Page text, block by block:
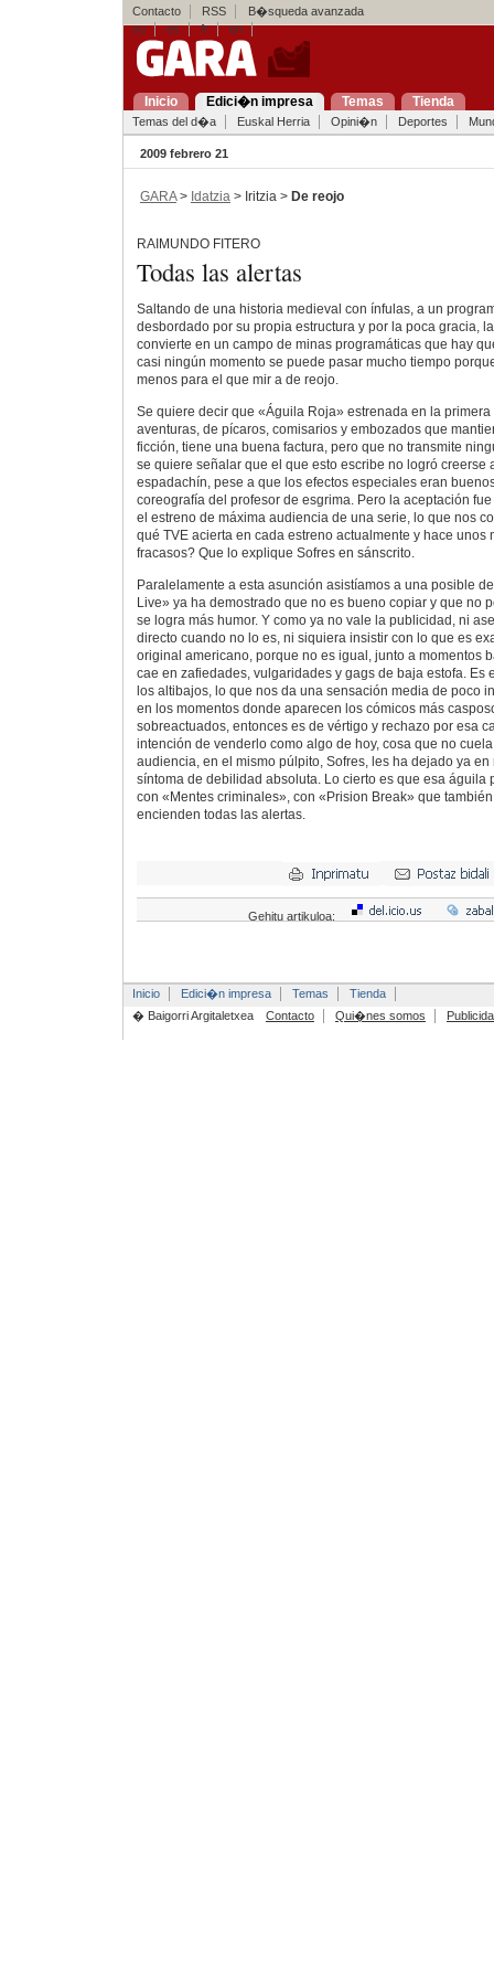
Contacto RSS
B�squeda avanzada
eu
es fr en
Inicio Edici�n impresa Temas Tienda
Temas del d�a Euskal Herria Opini�n Deportes
2009 febrero 21
GARA> Idatzia > Iritzia > De reojo
RAIMUNDO FITERO
Todas las alertas
Saltando de una historia medieval con ínfulas, a un
desbordado por su propia estructura y por la poca gracia,
convierte en un campo de minas programáticas que hay
casi ningún momento se puede pasar mucho tiempo
menos para el que mir a de reojo.
Se quiere decir que «Águila Roja» estrenada en la
aventuras, de pícaros, comisarios y embozados que
ficción, tiene una buena factura, pero que no transmite
se quiere señalar que el que esto escribe no logró creerse
espadachín, pese a que los efectos especiales eran
coreografía del profesor de esgrima. Pero la aceptación
el estreno de máxima audiencia de una serie, lo que nos
qué TVE acierta en cada estreno actualmente y hace unos
fracasos? Que lo explique Sofres en sánscrito.
Paralelamente a esta asunción asistíamos a una posible
Live» ya ha demostrado que no es bueno copiar y que no
se logra más humor. Y como ya no vale la publicidad, ni
directo cuando no lo es, ni siquiera insistir con lo que es
original americano, porque no es igual, junto a momentos
cae en zafiedades, vulgaridades y gags de baja estofa. Es
los altibajos, lo que nos da una sensación media de poco
en los momentos donde aparecen los cómicos más
sobreactuados, entonces es de vértigo y rechazo por esa
intención de venderlo como algo de hoy, cosa que no
audiencia, en el mismo púlpito, Sofres, les ha dejado ya
síntoma de debilidad absoluta. Lo cierto es que esa águila
con «Mentes criminales», con «Prision Break» que
encienden todas las alertas.
Gehitu artikuloa:
Inicio Edici�n impresa Temas
Tienda
� Baigorri Argitaletxea
Contacto Qui�nes somos